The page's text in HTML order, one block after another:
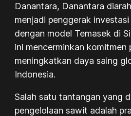
Danantara, Danantara
menjadi penggerak
dengan model Temasek di
ini mencerminkan komitmen
meningkatkan daya saing
Indonesia.
Salah satu tantangan yang
pengelolaan sawit adalah